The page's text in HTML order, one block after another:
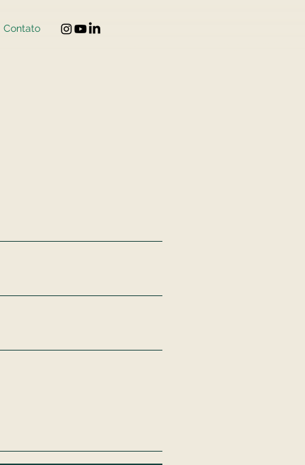
Contato